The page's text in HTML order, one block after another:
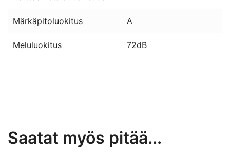
Märkäpitoluokitus A
Meluluokitus 72dB
Saatat myös pitää...